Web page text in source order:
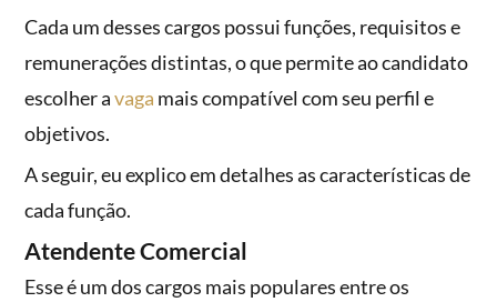
Cada um desses cargos possui funções, requisitos e
remunerações distintas, o que permite ao candidato
escolher avaga mais compatível com seu perfil e
objetivos.
A seguir, eu explico em detalhes as características de
cada função.
Atendente Comercial
Esse é um dos cargos mais populares entre os